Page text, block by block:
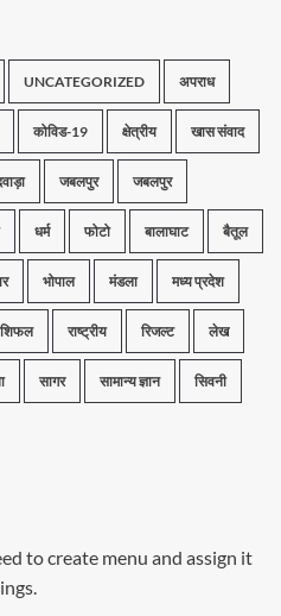
UNCATEGORIZED अपराध
कोविड-19 क्षेत्रीय खास संवाद
जबलपुर जबलपुर
धर्म फोटो बालाघाट बैतूल
भोपाल मंडला मध्य प्रदेश
राष्ट्रीय रिजल्ट लेख
सागर सामान्य ज्ञान सिवनी
to create menu and assign it